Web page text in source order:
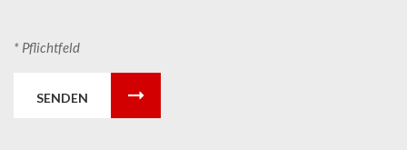
* Pflichtfeld
SENDEN